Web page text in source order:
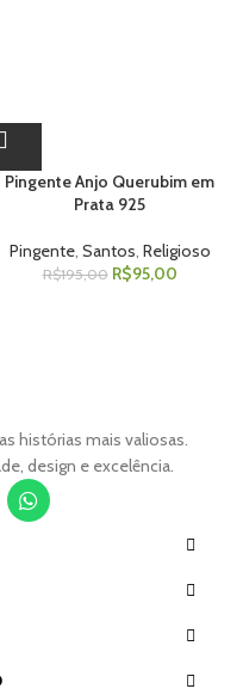
Pingente Anjo Querubim em
Prata 925
Pingente, Santos, Religioso
R$195,00 R$95,00
histórias mais valiosas.
design e excelência.